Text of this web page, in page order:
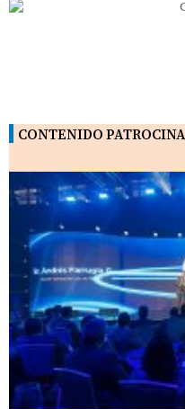
CONTENIDO